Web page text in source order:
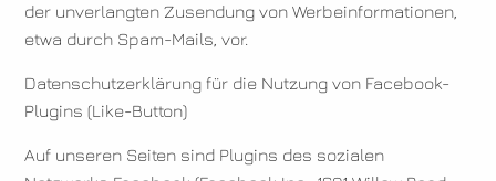
der unverlangten Zusendung von Werbeinformationen,
etwa durch Spam-Mails, vor.
Datenschutzerklärung für die Nutzung von Facebook-
Plugins (Like-Button)
Auf unseren Seiten sind Plugins des sozialen